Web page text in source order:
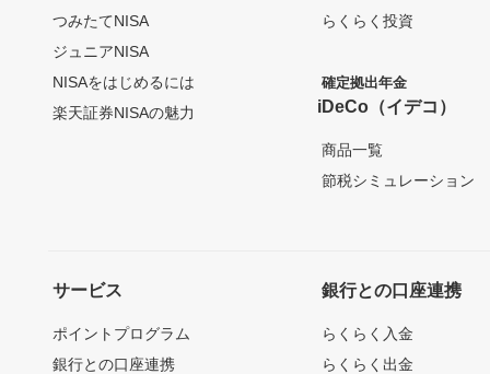
つみたてNISA
ジュニアNISA
NISAをはじめるには
楽天証券NISAの魅力
らくらく投資
確定拠出年金
iDeCo（イデコ）
商品一覧
節税シミュレーション
サービス
ポイントプログラム
銀行との口座連携
銀行との口座連携
らくらく入金
らくらく出金